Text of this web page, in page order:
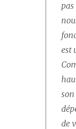
est
son
de